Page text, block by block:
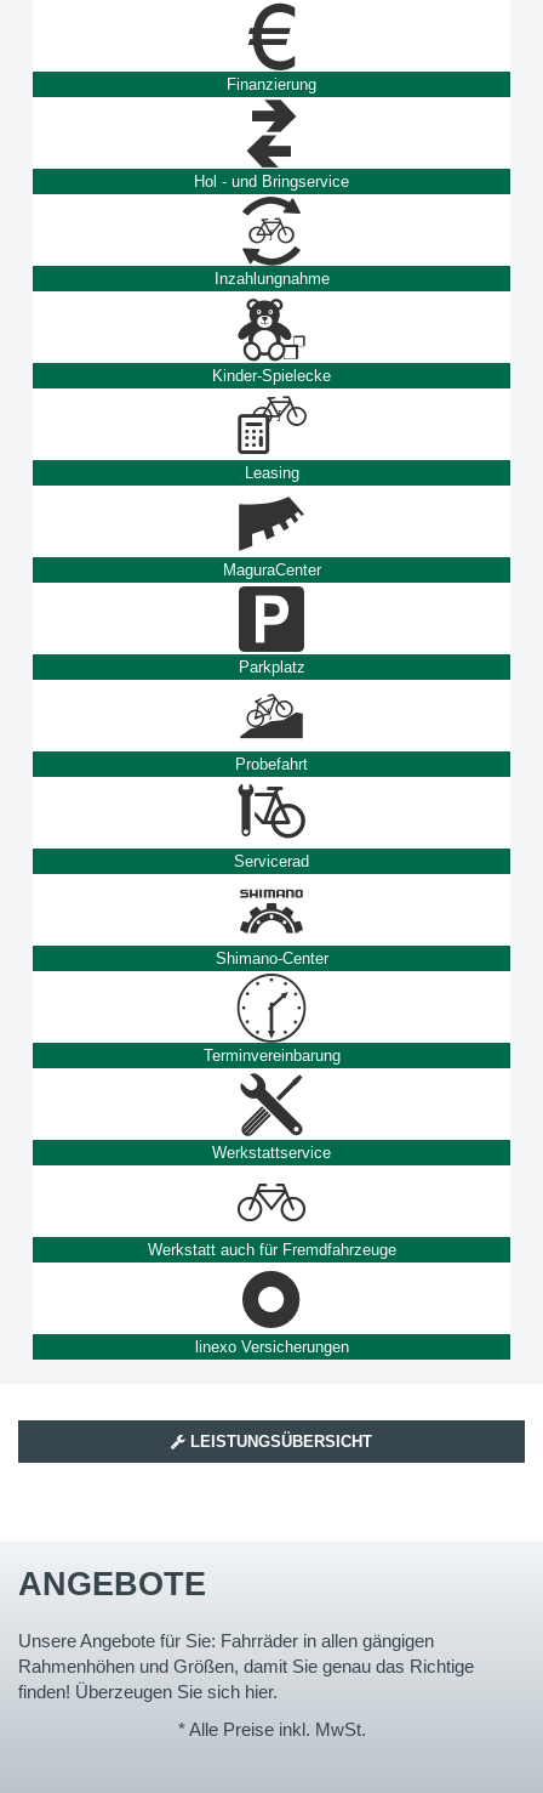
Finanzierung
Hol - und Bringservice
Inzahlungnahme
Kinder-Spielecke
Leasing
MaguraCenter
Parkplatz
Probefahrt
Servicerad
Shimano-Center
Terminvereinbarung
Werkstattservice
Werkstatt auch für Fremdfahrzeuge
linexo Versicherungen
LEISTUNGSÜBERSICHT
ANGEBOTE
Unsere Angebote für Sie: Fahrräder in allen gängigen
Rahmenhöhen und Größen, damit Sie genau das Richtige
finden! Überzeugen Sie sich hier.
* Alle Preise inkl. MwSt.